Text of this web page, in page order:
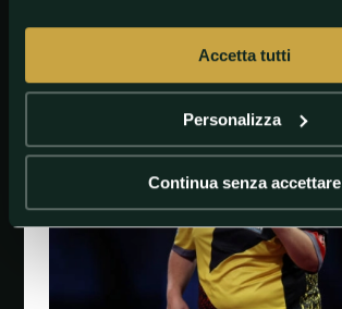
Accetta tutti
Personalizza
Continua senza accettare
#PlayersChampionshipFinals #Pronostici